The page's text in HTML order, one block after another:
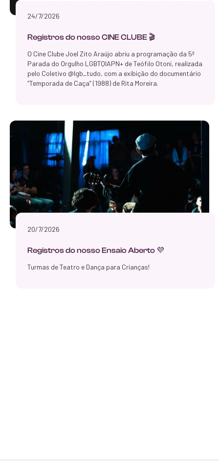
24/7/2026
Registros do nosso CINE CLUBE 🎬
O Cine Clube Joel Zito Araújo abriu a programação da 5ª
Parada do Orgulho LGBTQIAPN+ de Teófilo Otoni, realizada
pelo Coletivo @lgb_tudo, com a exibição do documentário
“Temporada de Caça” (1988) de Rita Moreira.
20/7/2026
Registros do nosso Ensaio Aberto 💜
Turmas de Teatro e Dança para Crianças!